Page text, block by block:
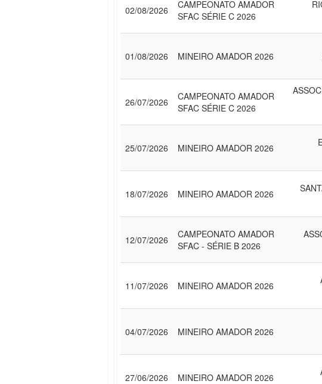
02/08/2026
CAMPEONATO AMADOR
SFAC SÉRIE C 2026
01/08/2026 MINEIRO AMADOR 2026
26/07/2026
CAMPEONATO AMADOR
SFAC SÉRIE C 2026
25/07/2026 MINEIRO AMADOR 2026
18/07/2026 MINEIRO AMADOR 2026
12/07/2026
CAMPEONATO AMADOR
SFAC - SÉRIE B 2026
11/07/2026 MINEIRO AMADOR 2026
04/07/2026 MINEIRO AMADOR 2026
27/06/2026 MINEIRO AMADOR 2026